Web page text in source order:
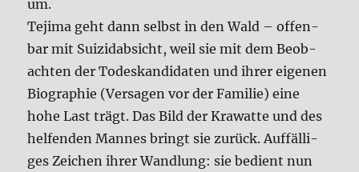
um.
Teji­ma geht dann selbst in den Wald – offen­
bar mit Sui­zid­ab­sicht, weil sie mit dem Beob­
ach­ten der Todes­kan­di­da­ten und ihrer eige­nen
Bio­gra­phie (Ver­sa­gen vor der Fami­lie) eine
hohe Last trägt. Das Bild der Kra­wat­te und des
hel­fen­den Man­nes bringt sie zurück. Auf­fäl­li­
ges Zei­chen ihrer Wand­lung: sie bedient nun